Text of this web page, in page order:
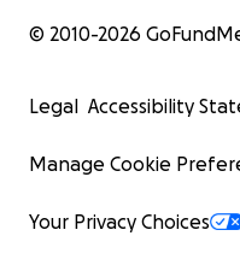
© 2010-2026
Legal Accessibility
Manage Cookie
Your Privacy Choices